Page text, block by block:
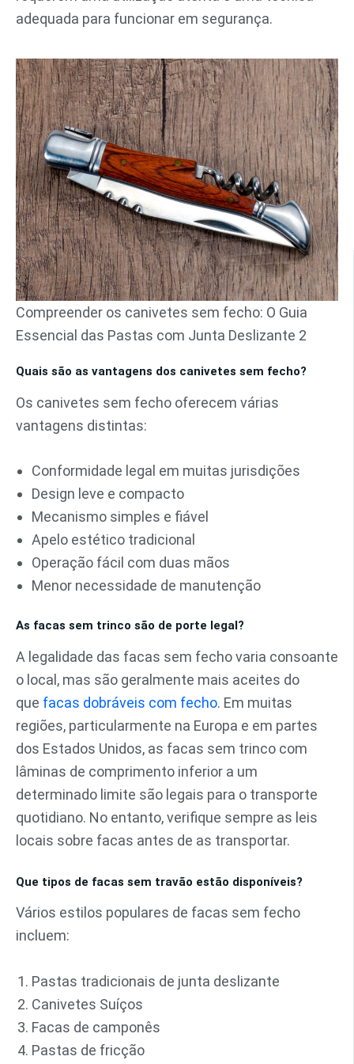
adequada para funcionar em segurança.
Compreender os canivetes sem fecho: O Guia
Essencial das Pastas com Junta Deslizante 2
Quais são as vantagens dos canivetes sem fecho?
Os canivetes sem fecho oferecem várias
vantagens distintas:
Conformidade legal em muitas jurisdições
Design leve e compacto
Mecanismo simples e fiável
Apelo estético tradicional
Operação fácil com duas mãos
Menor necessidade de manutenção
As facas sem trinco são de porte legal?
A legalidade das facas sem fecho varia consoante
o local, mas são geralmente mais aceites do
que facas dobráveis com fecho. Em muitas
regiões, particularmente na Europa e em partes
dos Estados Unidos, as facas sem trinco com
lâminas de comprimento inferior a um
determinado limite são legais para o transporte
quotidiano. No entanto, verifique sempre as leis
locais sobre facas antes de as transportar.
Que tipos de facas sem travão estão disponíveis?
Vários estilos populares de facas sem fecho
incluem:
Pastas tradicionais de junta deslizante
Canivetes Suíços
Facas de camponês
Pastas de fricção